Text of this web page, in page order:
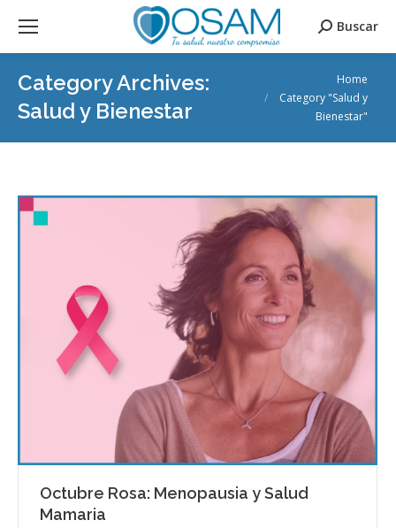
Search:Buscar
Category Archives:
Salud y Bienestar
Home
Category "Salud y
Bienestar"
Octubre Rosa: Menopausia y Salud
Mamaria